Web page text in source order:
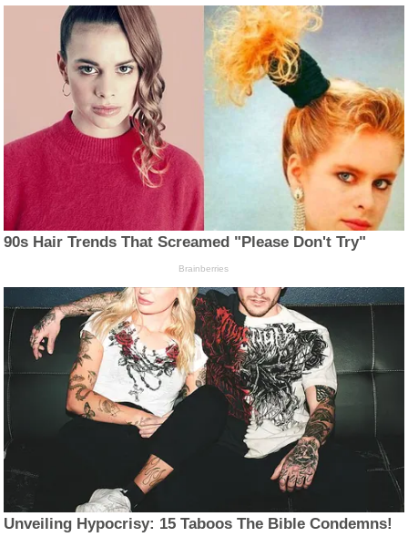
90s Hair Trends That Screamed "Please Don't Try"
Brainberries
Unveiling Hypocrisy: 15 Taboos The Bible Condemns!